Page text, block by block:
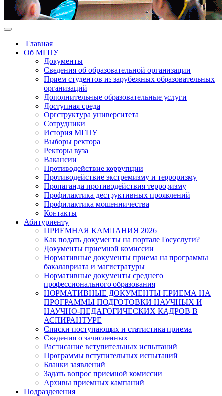
Главная
Об МГПУ
Документы
Сведения об образовательной организации
Прием студентов из зарубежных образовательных
организаций
Дополнительные образовательные услуги
Доступная среда
Оргструктура университета
Сотрудники
История МГПУ
Выборы ректора
Ректоры вуза
Вакансии
Противодействие коррупции
Противодействие экстремизму и терроризму
Пропаганда противодействия терроризму
Профилактика деструктивных проявлений
Профилактика мошенничества
Контакты
Абитуриенту
ПРИЕМНАЯ КАМПАНИЯ 2026
Как подать документы на портале Госуслуги?
Документы приемной комиссии
Нормативные документы приема на программы
бакалавриата и магистратуры
Нормативные документы среднего
профессионального образования
НОРМАТИВНЫЕ ДОКУМЕНТЫ ПРИЕМА НА
ПРОГРАММЫ ПОДГОТОВКИ НАУЧНЫХ И
НАУЧНО-ПЕДАГОГИЧЕСКИХ КАДРОВ В
АСПИРАНТУРЕ
Списки поступающих и статистика приема
Сведения о зачисленных
Расписание вступительных испытаний
Программы вступительных испытаний
Бланки заявлений
Задать вопрос приемной комиссии
Архивы приемных кампаний
Подразделения